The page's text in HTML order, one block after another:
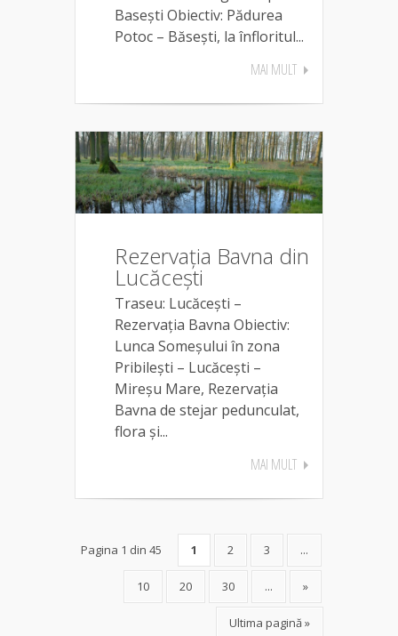
Basești Obiectiv: Pădurea
Potoc – Băsești, la înfloritul...
MAI MULT
Rezervația Bavna din
Lucăcești
Traseu: Lucăcești –
Rezervația Bavna Obiectiv:
Lunca Someșului în zona
Pribilești – Lucăcești –
Mireșu Mare, Rezervația
Bavna de stejar pedunculat,
flora și...
MAI MULT
Pagina 1 din 45 1 2 3 ...
10 20 30 ... »
Ultima pagină »